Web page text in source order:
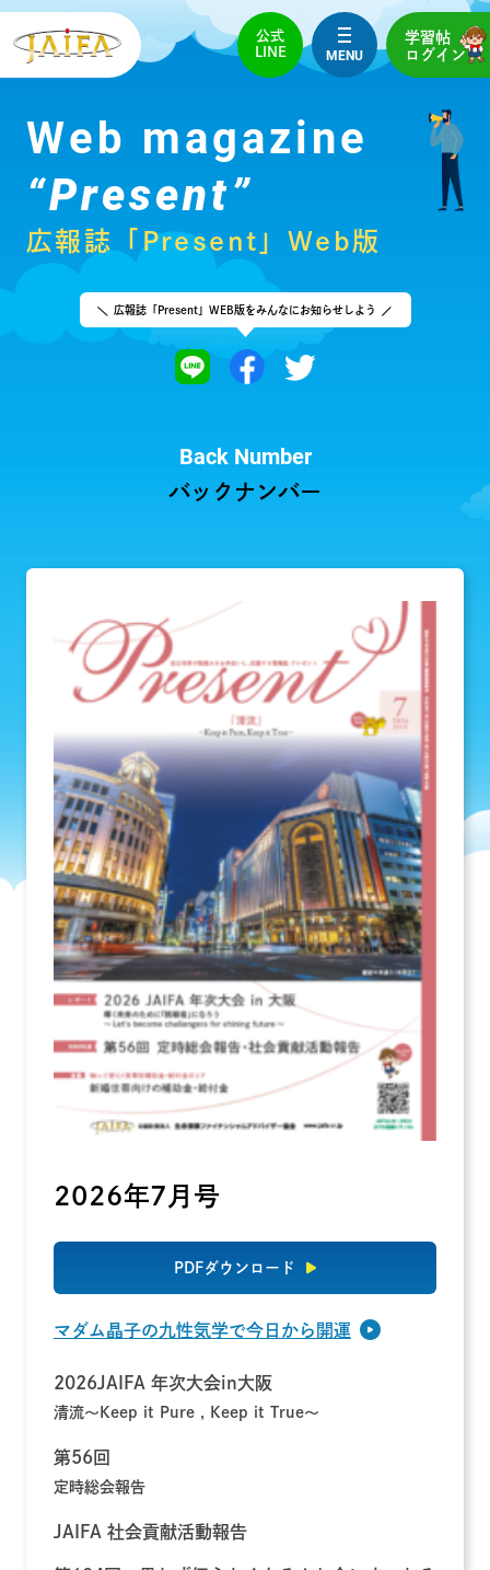
公式
LINE
MENU
学習帖
ログイン
Web magazine
“Present”
広報誌「Present」Web版
広報誌「Present」WEB版をみんなにお知らせしよう
Back Number
バックナンバー
2026年7月号
PDFダウンロード
マダム晶子の九性気学で今日から開運
2026JAIFA 年次大会in大阪
清流～Keep it Pure , Keep it True～
第56回
定時総会報告
JAIFA 社会貢献活動報告